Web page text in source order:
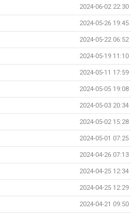
2024-06-02 22:30
2024-05-26 19:45
2024-05-22 06:52
2024-05-19 11:10
2024-05-11 17:59
2024-05-05 19:08
2024-05-03 20:34
2024-05-02 15:28
2024-05-01 07:25
2024-04-26 07:13
2024-04-25 12:34
2024-04-25 12:29
2024-04-21 09:50